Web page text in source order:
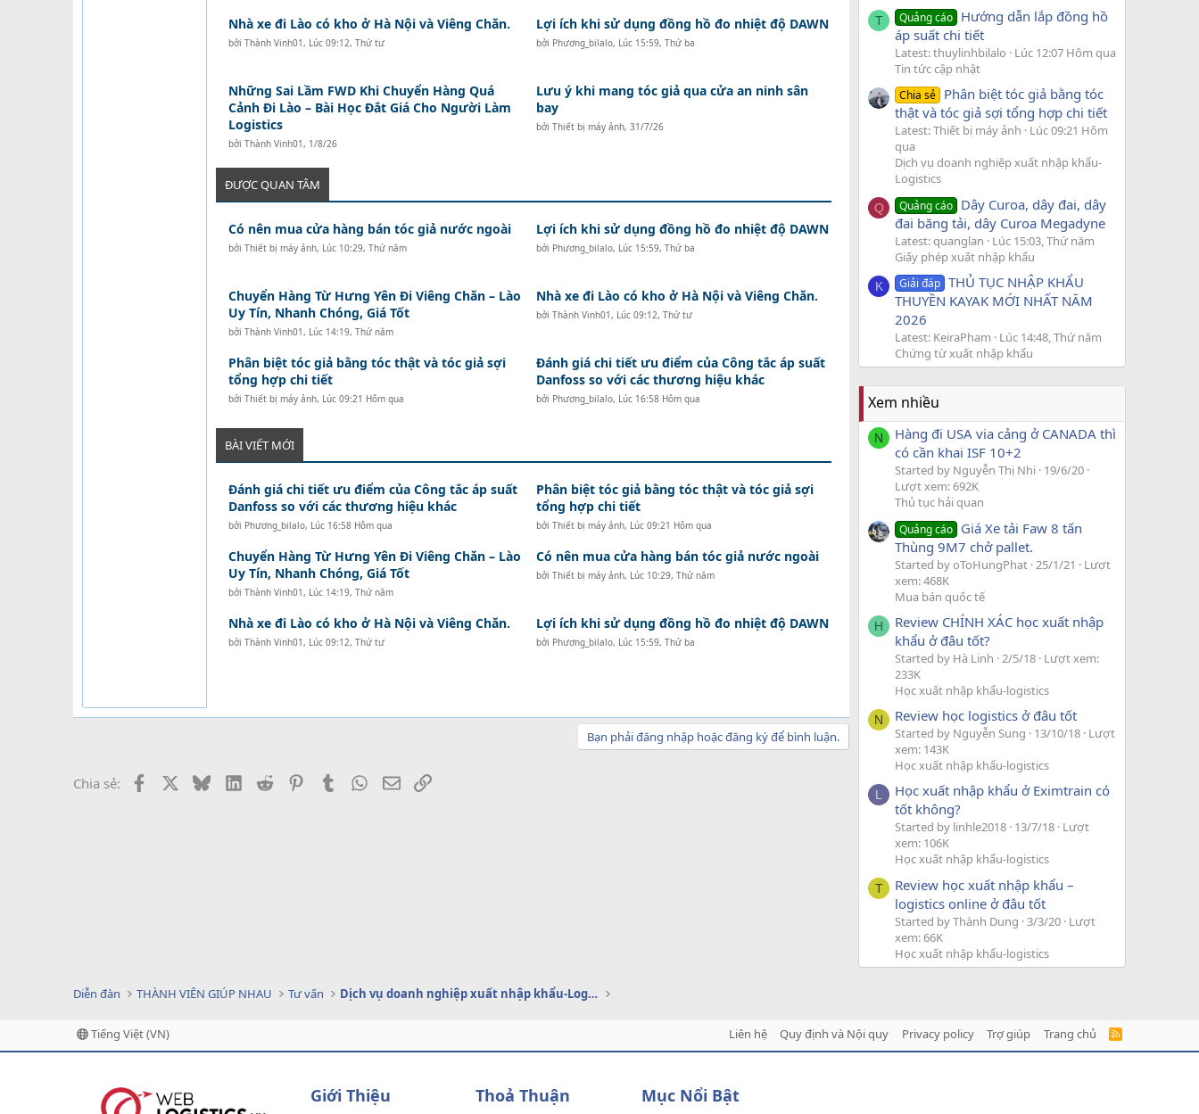
Nhà xe đi Lào có kho ở Hà Nội và Viêng Chăn.
bởi Thành Vinh01 , Lúc 09:12, Thứ tư
Lợi ích khi sử dụng đồng hồ đo nhiệt độ DAWN
bởi Phương_bilalo, Lúc 15:59, Thứ ba
Những Sai Lầm FWD Khi Chuyển Hàng Quá
Cảnh Đi Lào – Bài Học Đắt Giá Cho Người Làm
Logistics
bởi Thành Vinh01 , 1/8/26
Lưu ý khi mang tóc giả qua cửa an ninh sân
bay
bởi Thiết bị máy ảnh, 31/7/26
ĐƯỢC QUAN TÂM
Có nên mua cửa hàng bán tóc giả nước ngoài
bởi Thiết bị máy ảnh, Lúc 10:29, Thứ năm
Lợi ích khi sử dụng đồng hồ đo nhiệt độ DAWN
bởi Phương_bilalo, Lúc 15:59, Thứ ba
Chuyển Hàng Từ Hưng Yên Đi Viêng Chăn – Lào
Uy Tín, Nhanh Chóng, Giá Tốt
bởi Thành Vinh01 , Lúc 14:19, Thứ năm
Nhà xe đi Lào có kho ở Hà Nội và Viêng Chăn.
bởi Thành Vinh01 , Lúc 09:12, Thứ tư
Phân biệt tóc giả bằng tóc thật và tóc giả sợi
tổng hợp chi tiết
bởi Thiết bị máy ảnh, Lúc 09:21 Hôm qua
Đánh giá chi tiết ưu điểm của Công tắc áp suất
Danfoss so với các thương hiệu khác
bởi Phương_bilalo, Lúc 16:58 Hôm qua
BÀI VIẾT MỚI
Đánh giá chi tiết ưu điểm của Công tắc áp suất
Danfoss so với các thương hiệu khác
bởi Phương_bilalo, Lúc 16:58 Hôm qua
Phân biệt tóc giả bằng tóc thật và tóc giả sợi
tổng hợp chi tiết
bởi Thiết bị máy ảnh, Lúc 09:21 Hôm qua
Chuyển Hàng Từ Hưng Yên Đi Viêng Chăn – Lào
Uy Tín, Nhanh Chóng, Giá Tốt
bởi Thành Vinh01 , Lúc 14:19, Thứ năm
Có nên mua cửa hàng bán tóc giả nước ngoài
bởi Thiết bị máy ảnh, Lúc 10:29, Thứ năm
Nhà xe đi Lào có kho ở Hà Nội và Viêng Chăn.
bởi Thành Vinh01 , Lúc 09:12, Thứ tư
Lợi ích khi sử dụng đồng hồ đo nhiệt độ DAWN
bởi Phương_bilalo, Lúc 15:59, Thứ ba
Bạn phải đăng nhập hoặc đăng ký để bình luận.
Chia sẻ: Facebook BlueskyLinkedIn
Reddit PinterestTumblr WhatsApp
EmailLink
T Quảng cáo Hướng dẫn lắp đồng hồ
áp suất chi tiết
Latest: thuylinhbilalo
Lúc 12:07 Hôm qua
Tin tức cập nhật
Chia sẻ Phân biệt tóc giả bằng tóc
thật và tóc giả sợi tổng hợp chi tiết
Latest: Thiết bị máy ảnh
Lúc 09:21 Hôm
qua
Dịch vụ doanh nghiệp xuất nhập khẩu-
Logistics
Q Quảng cáo Dây Curoa, dây đai, dây
đai băng tải, dây Curoa Megadyne
Latest: quanglan
Lúc 15:03, Thứ năm
Giấy phép xuất nhập khẩu
K Giải đáp THỦ TỤC NHẬP KHẨU
THUYỀN KAYAK MỚI NHẤT NĂM
2026
Latest: KeiraPham
Lúc 14:48, Thứ năm
Chứng từ xuất nhập khẩu
Xem nhiều
N
Hàng đi USA via cảng ở CANADA thì
có cần khai ISF 10+2
Started by Nguyễn Thị Nhi 19/6/20
Lượt xem: 692K
Thủ tục hải quan
Quảng cáo Giá Xe tải Faw 8 tấn
Thùng 9M7 chở pallet.
Started by oToHungPhat 25/1/21
Lượt
xem: 468K
Mua bán quốc tế
H
Review CHÍNH XÁC học xuất nhập
khẩu ở đâu tốt?
Started by Hà Linh 2/5/18 Lượt xem:
233K
Học xuất nhập khẩu-logistics
N Review học logistics ở đâu tốt
Started by Nguyễn Sung 13/10/18 Lượt
xem: 143K
Học xuất nhập khẩu-logistics
L
Học xuất nhập khẩu ở Eximtrain có
tốt không?
Started by linhle2018 13/7/18 Lượt
xem: 106K
Học xuất nhập khẩu-logistics
T
Review học xuất nhập khẩu –
logistics online ở đâu tốt
Started by Thành Dung 3/3/20 Lượt
xem: 66K
Học xuất nhập khẩu-logistics
Diễn đàn THÀNH VIÊN GIÚP NHAU Tư vấn Dịch vụ doanh nghiệp xuất nhập khẩu-Logistics
Tiếng Việt (VN) Liên hệ Quy định và Nội quy Privacy policy Trợ giúp Trang chủ
R
Giới Thiệu Thoả Thuận Mục Nổi Bật